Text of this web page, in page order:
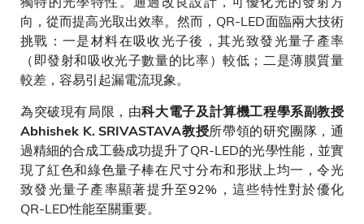
向，從而提高光取出效率。然而，QR-LED面臨兩大技術
挑戰：一是材料在吸收光子後，其光致發光量子產率
（即發射和吸收光子數量的比率）較低；二是薄膜質量
較差，容易引起漏電流現象。
為突破現有局限，由科大電子及計算機工程學系副教授
Abhishek K. SRIVASTAVA教授所帶領的研究團隊，通
過精細的合成工藝成功提升了QR-LED的光學性能，並實
現了紅色和綠色量子棒在尺寸分布和形狀上均一，令光
致發光量子產率顯著提升至92%，這些特性對於優化
QR-LED性能至關重要。